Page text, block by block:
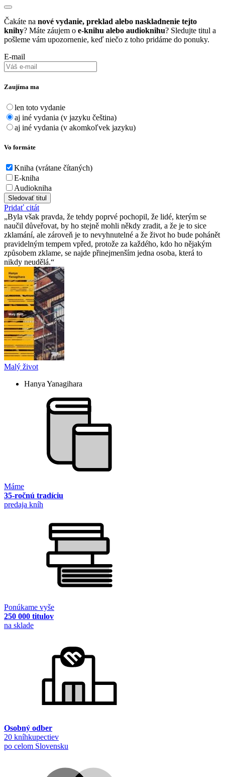
Čakáte na nové vydanie, preklad alebo naskladnenie tejto
knihy? Máte záujem o e-knihu alebo audioknihu? Sledujte titul a
pošleme vám upozornenie, keď niečo z toho pridáme do ponuky.
E-mail
Zaujíma ma
len toto vydanie
aj iné vydania (v jazyku čeština)
aj iné vydania (v akomkoľvek jazyku)
Vo formáte
Kniha (vrátane čítaných)
E-kniha
Audiokniha
Sledovať titul
Pridať citát
Byla však pravda, že tehdy poprvé pochopil, že lidé, kterým se
naučil důveřovat, by ho stejně mohli někdy zradit, a že je to sice
zklamání, ale zároveň je to nevyhnutelné a že život ho bude pohánět
pravidelným tempem vpřed, protože za každého, kdo ho nějakým
způsobem zklame, se najde přinejmenším jedna osoba, která to
nikdy neudělá.
Malý život
Hanya Yanagihara
Máme
35-ročnú tradíciu
predaja kníh
Ponúkame vyše
250 000 titulov
na sklade
Osobný odber
20 kníhkupectiev
po celom Slovensku